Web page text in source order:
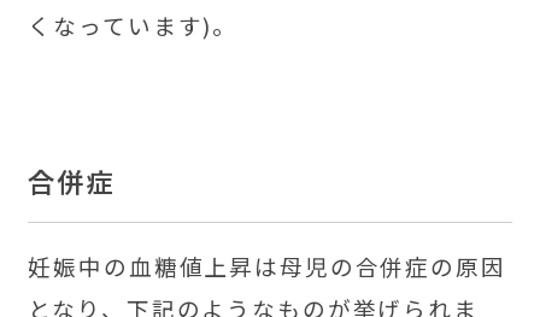
くなっています)。
合併症
妊娠中の血糖値上昇は母児の合併症の原因
となり、下記のようなものが挙げられま